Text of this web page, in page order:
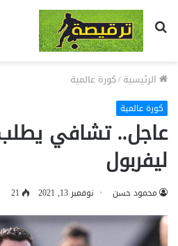
بحث
عن
الرئيسية/كورة عالمية
كورة عالمية
عاجل.. تشافي
ليفربول
محمود حسن نوفمبر 13, 2021 21